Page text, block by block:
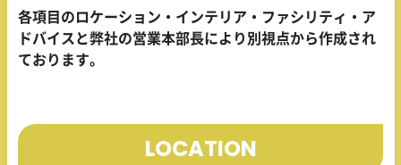
各項目のロケーション・インテリア・ファシリティ・ア
ドバイスと弊社の営業本部長により別視点から作成され
ております。
LOCATION